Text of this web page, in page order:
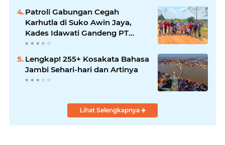
Patroli Gabungan Cegah
Karhutla di Suko Awin Jaya,
Kades Idawati Gandeng PT
BBB-S, TNI dan BPD
Lengkap! 255+ Kosakata Bahasa
Jambi Sehari-hari dan Artinya
Lihat Selengkapnya